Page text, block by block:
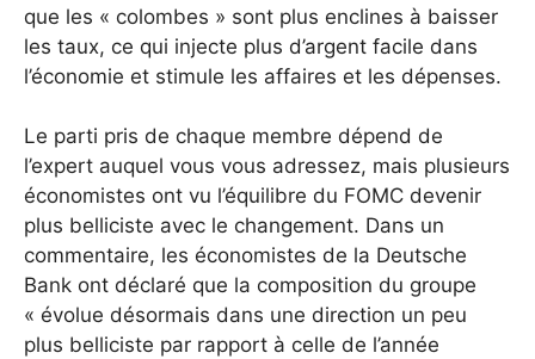
que les « colombes » sont plus enclines à baisser
les taux, ce qui injecte plus d’argent facile dans
l’économie et stimule les affaires et les dépenses.
Le parti pris de chaque membre dépend de
l’expert auquel vous vous adressez, mais plusieurs
économistes ont vu l’équilibre du FOMC devenir
plus belliciste avec le changement. Dans un
commentaire, les économistes de la Deutsche
Bank ont ​​déclaré que la composition du groupe
« évolue désormais dans une direction un peu
plus belliciste par rapport à celle de l’année